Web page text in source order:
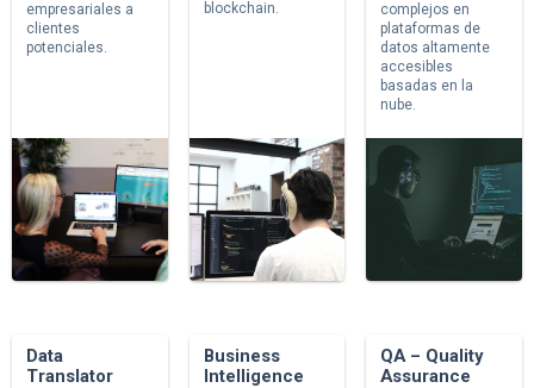
empresariales a
clientes
potenciales.
blockchain.
complejos en
plataformas de
datos altamente
accesibles
basadas en la
nube.
Data
Translator
Business
Intelligence
QA – Quality
Assurance